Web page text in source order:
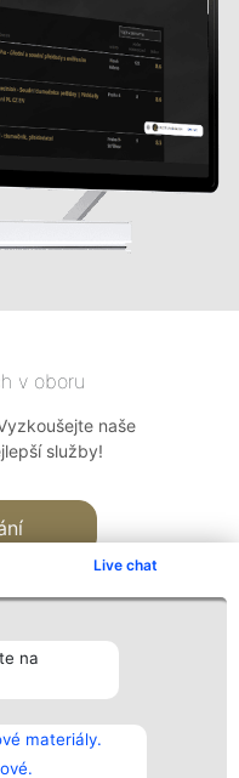
Live chat
na
materiály.
v oboru
naše
služby!
Kontakt